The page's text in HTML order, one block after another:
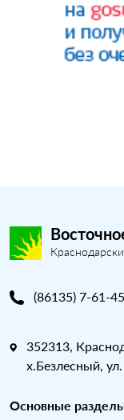
(86135) 7-61-45
352313,
х.Безлесный,
Основные